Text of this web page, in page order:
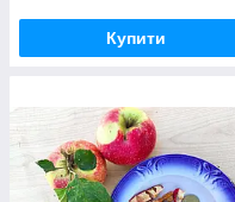
Купити